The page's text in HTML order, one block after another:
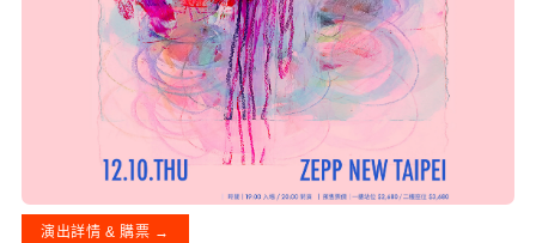
演出詳情 & 購票 →